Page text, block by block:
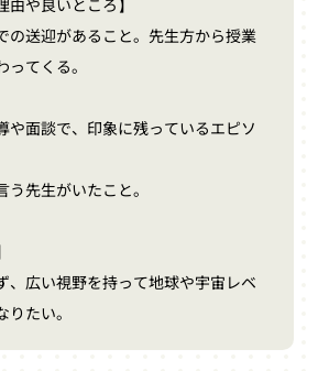
由や良いところ】
の送迎があること。先生方から授業
てくる。
や面談で、印象に残っているエピソ
先生がいたこと。
、広い視野を持って地球や宇宙レベ
たい。